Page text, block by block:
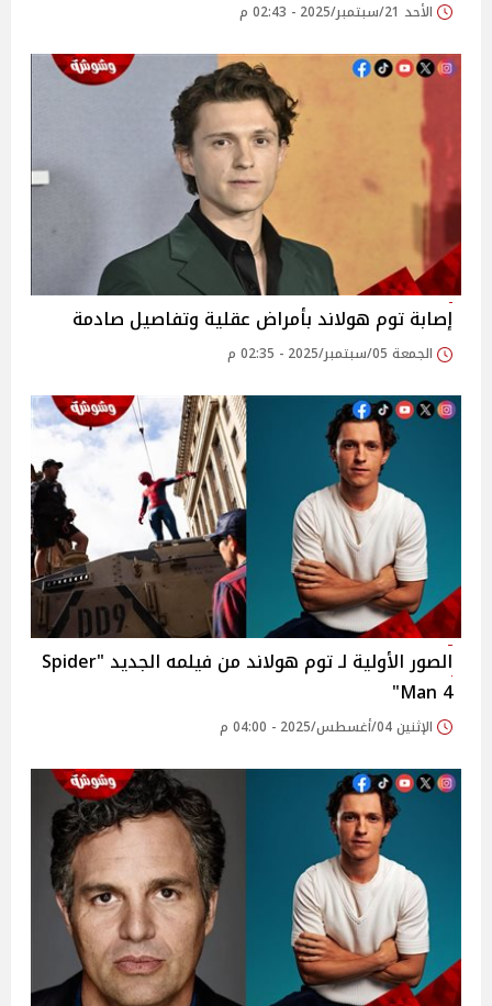
الأحد 21/سبتمبر/2025 - 02:43 م
إصابة توم هولاند بأمراض عقلية وتفاصيل صادمة
الجمعة 05/سبتمبر/2025 - 02:35 م
الصور الأولية لـ توم هولاند من فيلمه الجديد "Spider
Man 4"
الإثنين 04/أغسطس/2025 - 04:00 م